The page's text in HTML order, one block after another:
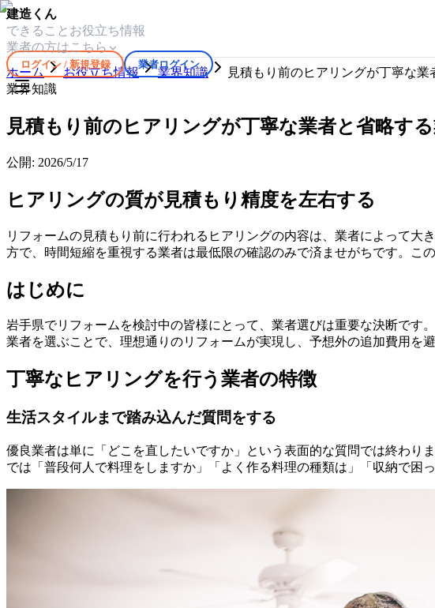
建造くん
できること お役立ち情報
業者の方はこちら
ログイン / 新規登録 業者ログイン
ホーム お役立ち情報 業界知識
見積もり前のヒアリングが丁寧な
業界知識
見積もり前のヒアリングが丁寧な業者と省略す
公開: 2026/5/17
ヒアリングの質が見積もり精度を左右する
リフォームの見積もり前に行われるヒアリングの内容は、業者によって
方で、時間短縮を重視する業者は最低限の確認のみで済ませがちです。こ
はじめに
岩手県でリフォームを検討中の皆様にとって、業者選びは重要な決断です
業者を選ぶことで、理想通りのリフォームが実現し、予想外の追加費用を
丁寧なヒアリングを行う業者の特徴
生活スタイルまで踏み込んだ質問をする
優良業者は単に「どこを直したいですか」という表面的な質問では終わ
では「普段何人で料理をしますか」「よく作る料理の種類は」「収納で困